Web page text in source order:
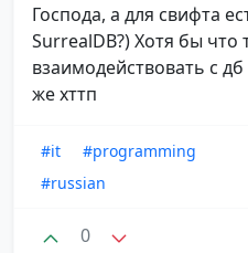
Господа, а для свифта
SurrealDB?) Хотя бы что
взаимодействовать с
же хттп
#it
#programming
#russian
0